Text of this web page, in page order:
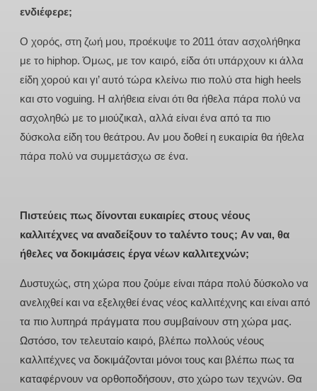
ενδιέφερε;
Ο χορός, στη ζωή μου, προέκυψε το 2011 όταν ασχολήθηκα
με το hiphop. Όμως, με τον καιρό, είδα ότι υπάρχουν κι άλλα
είδη χορού και γι’ αυτό τώρα κλείνω πιο πολύ στα high heels
και στο voguing. Η αλήθεια είναι ότι θα ήθελα πάρα πολύ να
ασχοληθώ με το μιούζικαλ, αλλά είναι ένα από τα πιο
δύσκολα είδη του θεάτρου. Αν μου δοθεί η ευκαιρία θα ήθελα
πάρα πολύ να συμμετάσχω σε ένα.
Πιστεύεις πως δίνονται ευκαιρίες στους νέους
καλλιτέχνες να αναδείξουν το ταλέντο τους; Aν ναι, θα
ήθελες να δοκιμάσεις έργα νέων καλλιτεχνών;
Δυστυχώς, στη χώρα που ζούμε είναι πάρα πολύ δύσκολο να
ανελιχθεί και να εξελιχθεί ένας νέος καλλιτέχνης και είναι από
τα πιο λυπηρά πράγματα που συμβαίνουν στη χώρα μας.
Ωστόσο, τον τελευταίο καιρό, βλέπω πολλούς νέους
καλλιτέχνες να δοκιμάζονται μόνοι τους και βλέπω πως τα
καταφέρνουν να ορθοποδήσουν, στο χώρο των τεχνών. Θα